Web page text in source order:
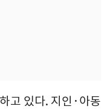
고 있다. 지인·아동